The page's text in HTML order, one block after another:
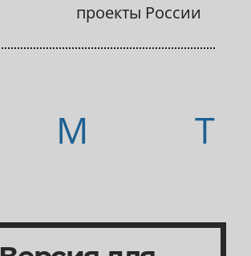
проекты России